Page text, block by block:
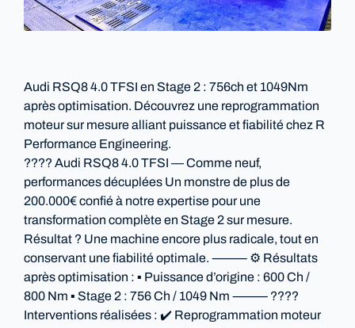
Audi RSQ8 4.0 TFSI en Stage 2 : 756ch et 1049Nm
après optimisation. Découvrez une reprogrammation
moteur sur mesure alliant puissance et fiabilité chez R
Performance Engineering.
???? Audi RSQ8 4.0 TFSI — Comme neuf,
performances décuplées Un monstre de plus de
200.000€ confié à notre expertise pour une
transformation complète en Stage 2 sur mesure.
Résultat ? Une machine encore plus radicale, tout en
conservant une fiabilité optimale. ⸻ ⚙️ Résultats
après optimisation : ▪️ Puissance d’origine : 600 Ch /
800 Nm ▪️ Stage 2 : 756 Ch / 1049 Nm ⸻ ????
Interventions réalisées : ✔️ Reprogrammation moteur